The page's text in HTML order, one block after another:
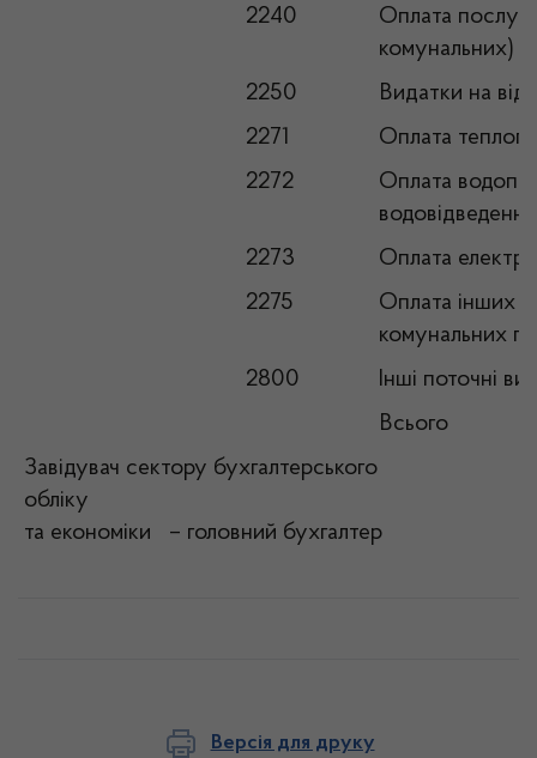
2240
Оплата послуг
комунальних)
2250
Видатки на
2271
Оплата
2272
Оплата
водовідведення
2273
Оплата
2275
Оплата інших
комунальних
2800
Інші поточні
Всього
Завідувач сектору бухгалтерського
та економіки – головний бухгалтер
Версія для друку